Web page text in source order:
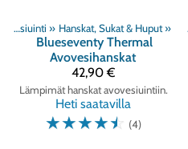
Avovesiuinti ‪» Hanskat, Sukat & Huput ‪»
Blueseventy Thermal
Avovesihanskat
42,90 €
Lämpimät hanskat avovesiuintiin.
Heti saatavilla
☆☆☆☆☆ (4)
Tuoteryhmät ‪»Sukellus‪»